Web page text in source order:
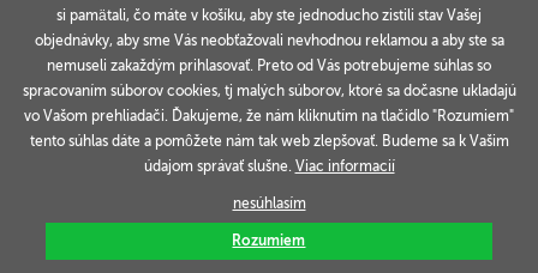
INFORMACE
VAŠE OBJEDNÁVKY
Technicky zajišťujeSimplia.cz.
Copyright © 2006-2026 SVĚT HER s.r.o.
si pamätali, čo máte v košíku, aby ste jednoducho zistili stav Vašej
objednávky, aby sme Vás neobťažovali nevhodnou reklamou a aby ste sa
nemuseli zakaždým prihlasovať. Preto od Vás potrebujeme súhlas so
spracovaním súborov cookies, tj malých súborov, ktoré sa dočasne ukladajú
vo Vašom prehliadači. Ďakujeme, že nám kliknutím na tlačidlo "Rozumiem"
tento súhlas dáte a pomôžete nám tak web zlepšovať. Budeme sa k Vašim
údajom správať slušne. Viac informacií
nesúhlasím
Rozumiem